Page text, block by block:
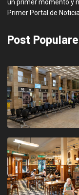
un primer momento y
Primer Portal de
Post